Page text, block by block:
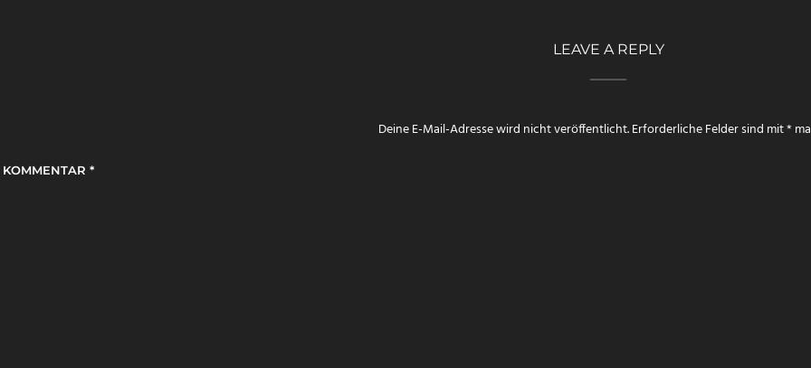
LEAVE A REPLY
Deine E-Mail-Adresse wird nicht veröffentlicht.Erforderliche Felder sind mit*
KOMMENTAR *